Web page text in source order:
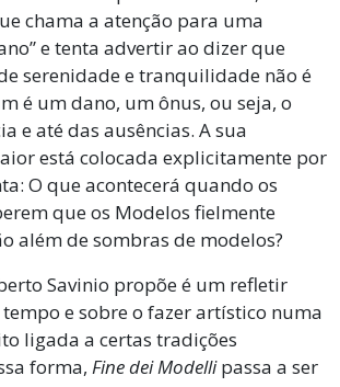
chama a atenção para uma
e tenta advertir ao dizer que
serenidade e tranquilidade não é
é um dano, um ônus, ou seja, o
e até das ausências. A sua
está colocada explicitamente por
O que acontecerá quando os
que os Modelos fielmente
além de sombras de modelos?
Savinio propõe é um refletir
e sobre o fazer artístico numa
ligada a certas tradições
forma, Fine dei Modellipassa a ser